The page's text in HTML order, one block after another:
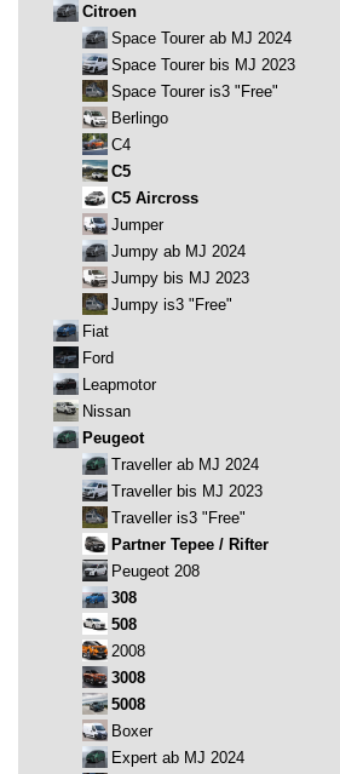
Citroen
Space Tourer ab MJ 2024
Space Tourer bis MJ 2023
Space Tourer is3 "Free"
Berlingo
C4
C5
C5 Aircross
Jumper
Jumpy ab MJ 2024
Jumpy bis MJ 2023
Jumpy is3 "Free"
Fiat
Ford
Leapmotor
Nissan
Peugeot
Traveller ab MJ 2024
Traveller bis MJ 2023
Traveller is3 "Free"
Partner Tepee / Rifter
Peugeot 208
308
508
2008
3008
5008
Boxer
Expert ab MJ 2024